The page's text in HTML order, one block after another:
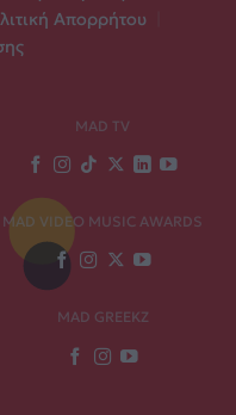
Απορρήτου
MAD TV
MAD VIDEO MUSIC AWARDS
MAD GREEKZ